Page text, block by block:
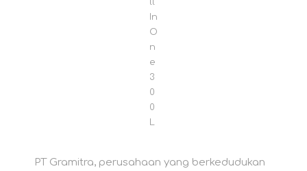
ll
In
O
n
e
3
0
0
L
PT Gramitra, perusahaan yang berkedudukan